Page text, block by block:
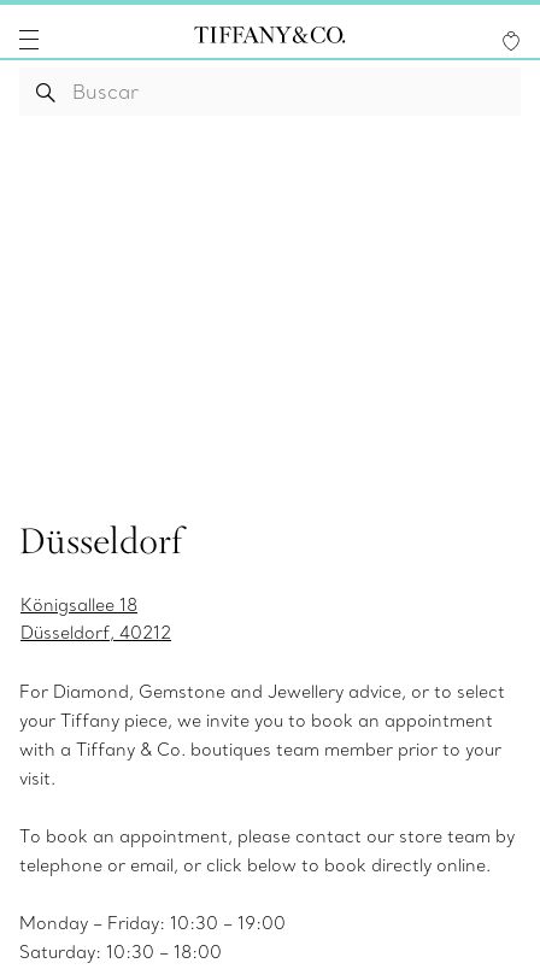
Düsseldorf
Königsallee 18
Düsseldorf, 40212
For Diamond, Gemstone and Jewellery advice, or to select
your Tiffany piece, we invite you to book an appointment
with a Tiffany & Co. boutiques team member prior to your
visit.
To book an appointment, please contact our store team by
telephone or email, or click below to book directly online.
Monday – Friday: 10:30 – 19:00
Saturday: 10:30 – 18:00